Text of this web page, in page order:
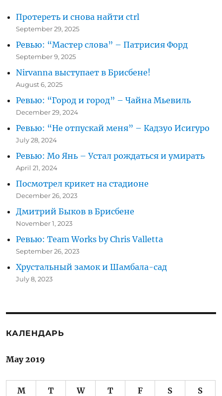
Протереть и снова найти ctrl
September 29, 2025
Ревью: “Мастер слова” – Патрисия Форд
September 9, 2025
Nirvanna выступает в Брисбене!
August 6, 2025
Ревью: “Город и город” – Чайна Мьевиль
December 29, 2024
Ревью: “Не отпускай меня” – Кадзуо Исигуро
July 28, 2024
Ревью: Мо Янь – Устал рождаться и умирать
April 21, 2024
Посмотрел крикет на стадионе
December 26, 2023
Дмитрий Быков в Брисбене
November 1, 2023
Ревью: Team Works by Chris Valletta
September 26, 2023
Хрустальный замок и Шамбала-сад
July 8, 2023
КАЛЕНДАРЬ
May 2019
M T W T F S S